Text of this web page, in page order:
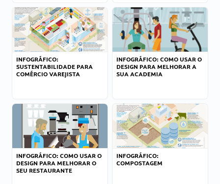
INFOGRÁFICO:
SUSTENTABILIDADE PARA
COMÉRCIO VAREJISTA
INFOGRÁFICO: COMO USAR O
DESIGN PARA MELHORAR A
SUA ACADEMIA
INFOGRÁFICO: COMO USAR O
DESIGN PARA MELHORAR O
SEU RESTAURANTE
INFOGRÁFICO:
COMPOSTAGEM